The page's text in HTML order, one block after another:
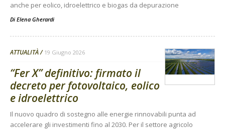
anche per eolico, idroelettrico e biogas da depurazione
Di Elena Gherardi
ATTUALITÀ 19 Giugno 2026
“Fer X” definitivo: firmato il
decreto per fotovoltaico, eolico
e idroelettrico
Il nuovo quadro di sostegno alle energie rinnovabili punta ad
accelerare gli investimenti fino al 2030. Per il settore agricolo